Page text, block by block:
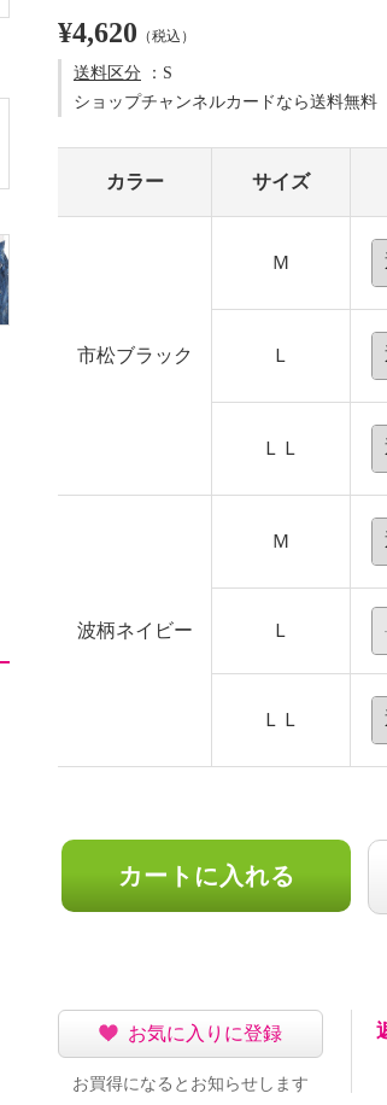
¥4,620 （税込）
送料区分 ：S
ショップチャンネルカードなら送料無料
カラー サイズ
市松ブラック
Ｍ
Ｌ
ＬＬ
波柄ネイビー
Ｍ
Ｌ
ＬＬ
カートに入れる
お気に入りに登録
お買得になるとお知らせします